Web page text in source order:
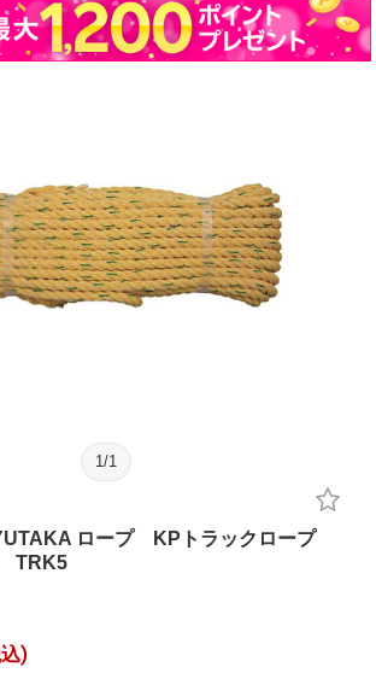
1 /1
ロープ KPトラックロープ
TRK5
)